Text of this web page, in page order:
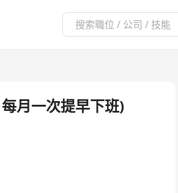
月一次提早下班)